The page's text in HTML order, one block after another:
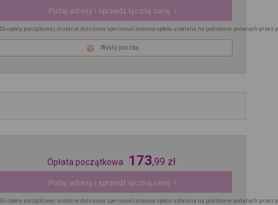
Podaj adresy i sprawdź łączną cenę
Do opłaty początkowej zostanie doliczona spersonalizowana opłata ustalana na podstawie podanych przez
Wyślij paczkę
Opłata początkowa 173,99 zł
Podaj adresy i sprawdź łączną cenę
Do opłaty początkowej zostanie doliczona spersonalizowana opłata ustalana na podstawie podanych przez